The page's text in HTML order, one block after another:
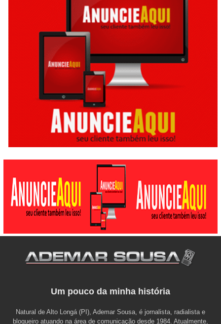
Um pouco da minha história
Natural de Alto Longá (PI), Ademar Sousa, é jornalista, radialista e
blogueiro atuando na área de comunicação desde 1984. Atualmente,